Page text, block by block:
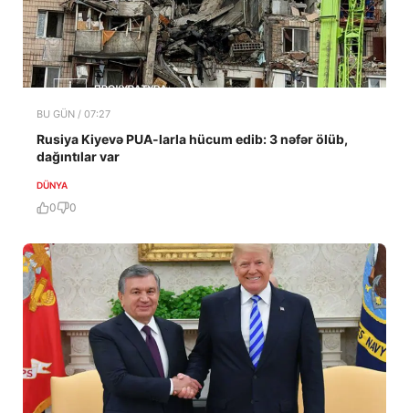
BU GÜN / 07:27
Rusiya Kiyevə PUA-larla hücum edib: 3 nəfər ölüb,
dağıntılar var
DÜNYA
0 0